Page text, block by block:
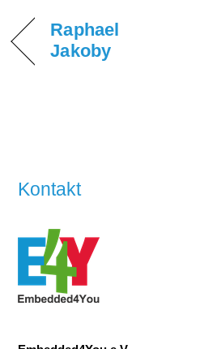
Raphael
Jakoby
Kontakt